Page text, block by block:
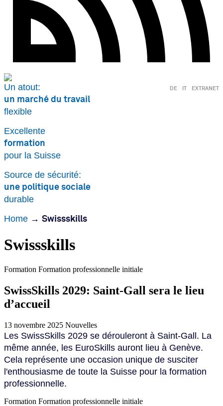
EXTRANET
DE IT
Un atout:
un marché du travail
flexible
Excellente
formation
pour la Suisse
Source de sécurité:
une politique sociale
durable
Home → Swissskills
Swissskills
Formation Formation professionnelle initiale
SwissSkills 2029: Saint-Gall sera le lieu
d’accueil
13 novembre 2025 Nouvelles
Les SwissSkills 2029 se dérouleront à Saint-Gall. La
même année, les EuroSkills auront lieu à Genève.
Cela représente une occasion unique de susciter
l'enthousiasme de toute la Suisse pour la formation
professionnelle.
Formation Formation professionnelle initiale